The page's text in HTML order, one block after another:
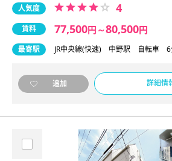
人気度 4
賃料 77,500円 ～80,500円
最寄駅 JR中央線(快速) 中野駅 自転車 6
追加 詳細情